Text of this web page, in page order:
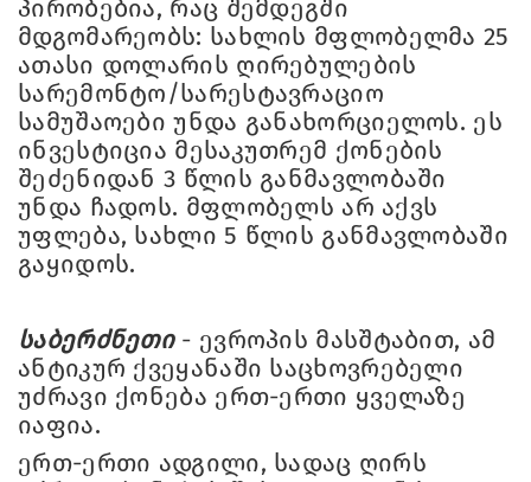
პირობებია, რაც შემდეგში
მდგომარეობს: სახლის მფლობელმა 25
ათასი დოლარის ღირებულების
სარემონტო/სარესტავრაციო
სამუშაოები უნდა განახორციელოს. ეს
ინვესტიცია მესაკუთრემ ქონების
შეძენიდან 3 წლის განმავლობაში
უნდა ჩადოს. მფლობელს არ აქვს
უფლება, სახლი 5 წლის განმავლობაში
გაყიდოს.
საბერძნეთი- ევროპის მასშტაბით, ამ
ანტიკურ ქვეყანაში საცხოვრებელი
უძრავი ქონება ერთ-ერთი ყველაზე
იაფია.
ერთ-ერთი ადგილი, სადაც ღირს